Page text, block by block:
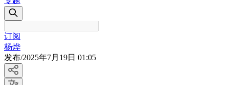
订阅
杨烨
发布/2025年7月19日 01:05